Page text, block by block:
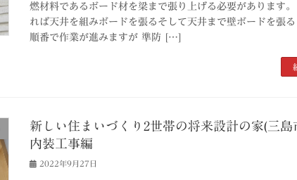
燃材料であるボード材を梁まで張り上げる必要があります
れば天井を組みボードを張るそして天井まで壁ボードを張
順番で作業が進みますが 準防 […]
新しい住まいづくり2世帯の将来設計の家(三島
内装工事編
2022年9月27日